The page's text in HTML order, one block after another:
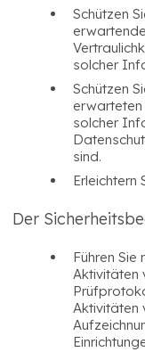
Schützen
solcher
Schützen
solcher
sind.
Erleichtern
Der
Führen
Aktivitäten
Aktivitäten